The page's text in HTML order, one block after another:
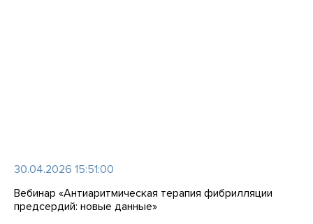
30.04.2026 15:51:00
Вебинар «Антиаритмическая терапия фибрилляции
предсердий: новые данные»